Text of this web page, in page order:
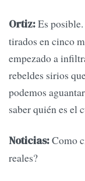
Ortiz:Es
tirados en cinco
empezado a
rebeldes sirios
podemos
saber quién es el
Noticias:Como
reales?